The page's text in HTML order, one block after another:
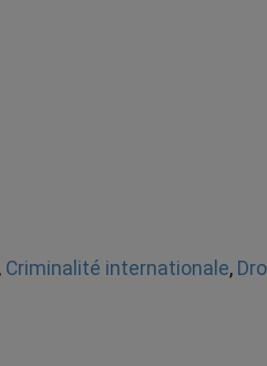
, Criminalité internationale,